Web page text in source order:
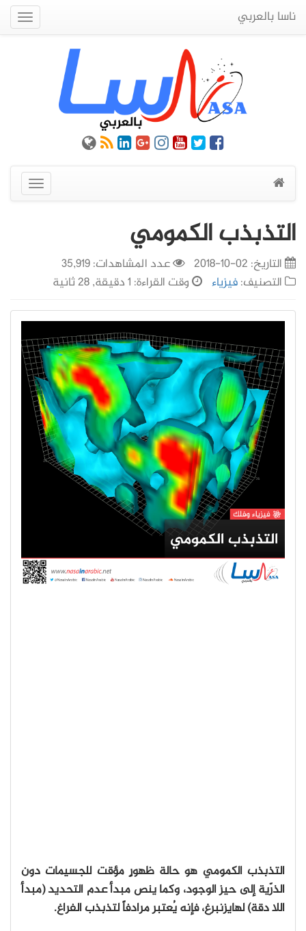
ناسا بالعربي
عرض
القائمة
التذبذب الكمومي
التاريخ: 02-10-2018
عدد المشاهدات: 35,919
التصنيف:فيزياء وقت القراءة: 1 دقيقة, 28 ثانية
التذبذب الكمومي هو حالة ظهورٍ مؤقت للجسيمات دون
الذرّية إلى حيز الوجود، وكما ينص مبدأ عدم التحديد (مبدأ
اللا دقة) لهايزنبرغ، فإنه يُعتبر مرادفاً لتذبذب الفراغ.